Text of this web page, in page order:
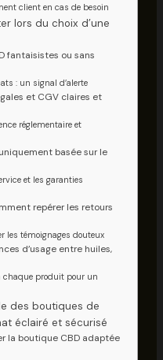
client en cas de besoin
lors du choix d’une
fantaisistes ou sans
: un signal d’alerte
et CGV claires et
réglementaire et
basée sur le
et les garanties
repérer les retours
les témoignages douteux
d’usage entre huiles,
chaque produit pour un
des boutiques de
éclairé et sécurisé
la boutique CBD adaptée